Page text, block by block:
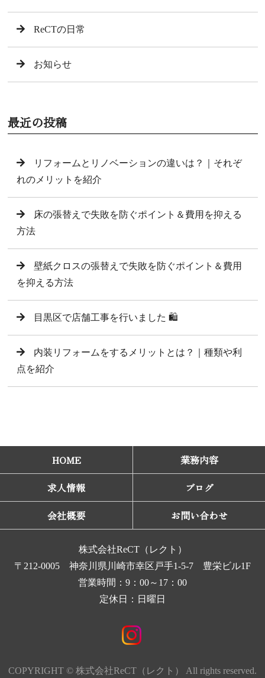
ReCTの日常
お知らせ
最近の投稿
リフォームとリノベーションの違いは？｜それぞ
れのメリットを紹介
床の張替えで失敗を防ぐポイント＆費用を抑える
方法
壁紙クロスの張替えで失敗を防ぐポイント＆費用
を抑える方法
目黒区で店舗工事を行いました 🛍️
内装リフォームをするメリットとは？｜種類や利
点を紹介
HOME
業務内容
求人情報
ブログ
会社概要
お問い合わせ
株式会社ReCT（レクト）
〒212-0005 神奈川県川崎市幸区戸手1-5-7 豊栄ビル1F
営業時間：9：00～17：00
定休日：日曜日
COPYRIGHT © 株式会社ReCT（レクト） All rights reserved.